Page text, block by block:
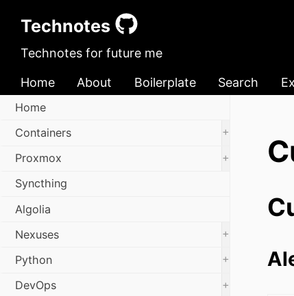
Technotes
Technotes for future me
Home About Boilerplate Search
Home
Containers
+
Proxmox
+
Syncthing
Algolia
Nexuses
+
Python
+
DevOps
+